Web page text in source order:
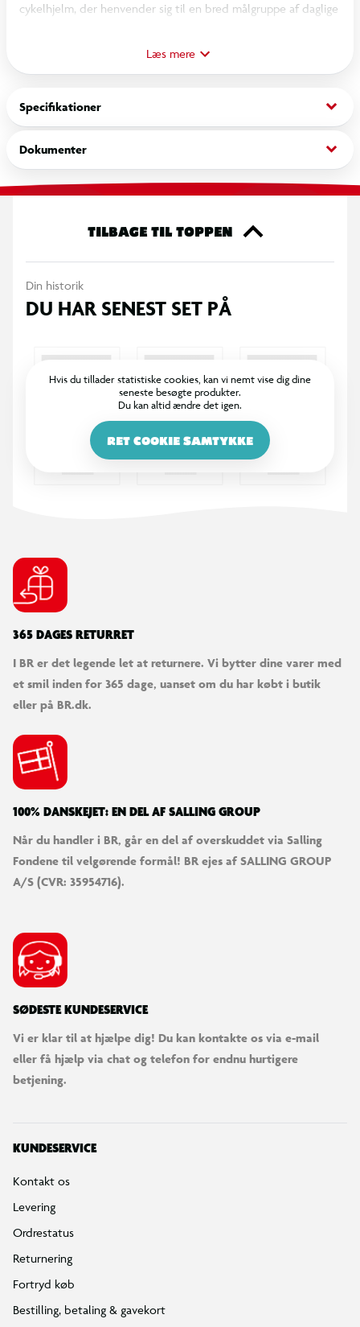
cykelhjelm, der henvender sig til en bred målgruppe af daglige
*Letvægt og sikkerhed i et!
*Hjelmen er konstrueret i stødabsobsorberende EPS med
gå på kompromis med sikkerheden, og samtidig sikrer hjelmen
*Synlighed og justerbar pasform: Det højt placerede LED lys
justeringssystemet i nakken og de justerbare sidespænder
forsynet med en elegant refleks bagpå hjelmen for extra
synlighed i trafikken.
*Den behagelige polstring i hjelmen, kan let tages af og vaskes
ved 30 grader.
Læs mere
Specifikationer keyboard_arrow_down
Dokumenter keyboard_arrow_down
TILBAGE TIL TOPPEN
Din historik
DU HAR SENEST SET PÅ
Hvis du tillader statistiske cookies, kan vi nemt vise dig dine
seneste besøgte produkter.
Du kan altid ændre det igen.
RET COOKIE SAMTYKKE
365 DAGES RETURRET
I BR er det legende let at returnere. Vi bytter dine varer med
et smil inden for 365 dage, uanset om du har købt i butik
eller på BR.dk.
100% DANSKEJET: EN DEL AF SALLING GROUP
Når du handler i BR, går en del af overskuddet via Salling
Fondene til velgørende formål! BR ejes af SALLING GROUP
A/S (CVR: 35954716).
SØDESTE KUNDESERVICE
Vi er klar til at hjælpe dig! Du kan kontakte os via e-mail
eller få hjælp via chat og telefon for endnu hurtigere
betjening.
KUNDESERVICE
Kontakt os
Levering
Ordrestatus
Returnering
Fortryd køb
Bestilling, betaling & gavekort